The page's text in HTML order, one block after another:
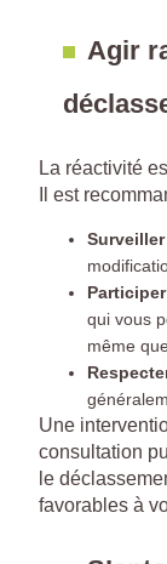
Agir
La réactivité
Il est
qui vous
même
Une
consultation
le
favorables à